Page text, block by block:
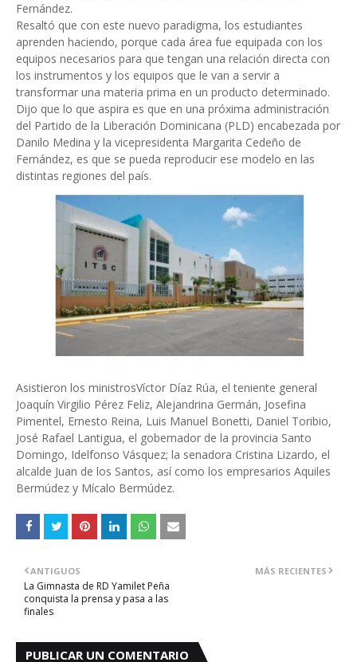
Fernández.
Resaltó que con este nuevo paradigma, los estudiantes
aprenden haciendo, porque cada área fue equipada con los
equipos necesarios para que tengan una relación directa con
los instrumentos y los equipos que le van a servir a
transformar una materia prima en un producto determinado.
Dijo que lo que aspira es que en una próxima administración
del Partido de la Liberación Dominicana (PLD) encabezada por
Danilo Medina y la vicepresidenta Margarita Cedeño de
Fernández, es que se pueda reproducir ese modelo en las
distintas regiones del país.
Asistieron los ministrosVíctor Díaz Rúa, el teniente general
Joaquín Virgilio Pérez Feliz, Alejandrina Germán, Josefina
Pimentel, Ernesto Reina, Luis Manuel Bonetti, Daniel Toribio,
José Rafael Lantigua, el gobernador de la provincia Santo
Domingo, Idelfonso Vásquez; la senadora Cristina Lizardo, el
alcalde Juan de los Santos, así como los empresarios Aquiles
Bermúdez y Mícalo Bermúdez.
MÁS RECIENTES
ANTIGUOS
La Gimnasta de RD Yamilet Peña
conquista la prensa y pasa a las
finales
PUBLICAR UN COMENTARIO